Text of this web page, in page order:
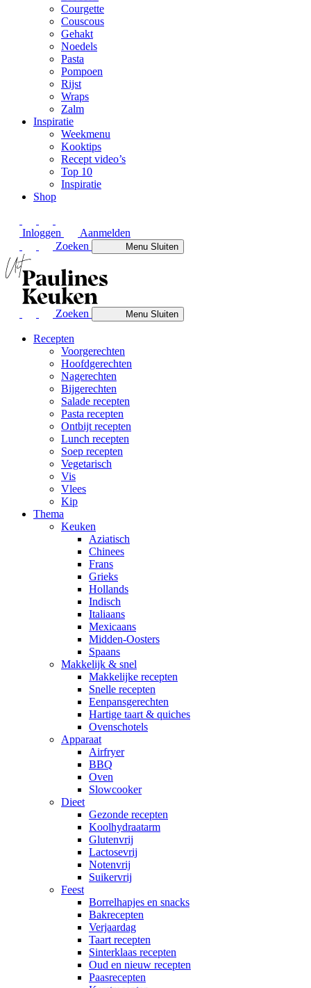
Courgette
Couscous
Gehakt
Noedels
Pasta
Pompoen
Rijst
Wraps
Zalm
Inspiratie
Weekmenu
Kooktips
Recept video’s
Top 10
Inspiratie
Shop
Inloggen
Aanmelden
Zoeken
MenuSluiten
Zoeken MenuSluiten
Recepten
Voorgerechten
Hoofdgerechten
Nagerechten
Bijgerechten
Salade recepten
Pasta recepten
Ontbijt recepten
Lunch recepten
Soep recepten
Vegetarisch
Vis
Vlees
Kip
Thema
Keuken
Aziatisch
Chinees
Frans
Grieks
Hollands
Indisch
Italiaans
Mexicaans
Midden-Oosters
Spaans
Makkelijk & snel
Makkelijke recepten
Snelle recepten
Eenpansgerechten
Hartige taart & quiches
Ovenschotels
Apparaat
Airfryer
BBQ
Oven
Slowcooker
Dieet
Gezonde recepten
Koolhydraatarm
Glutenvrij
Lactosevrij
Notenvrij
Suikervrij
Feest
Borrelhapjes en snacks
Bakrecepten
Verjaardag
Taart recepten
Sinterklaas recepten
Oud en nieuw recepten
Paasrecepten